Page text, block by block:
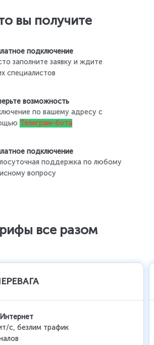
вы получите
подключение
заполните заявку и ждите
специалистов
возможность
по вашему адресу с
Телеграм-бота
подключение
поддержка по любому
вопросу
все разом
с, безлим трафик